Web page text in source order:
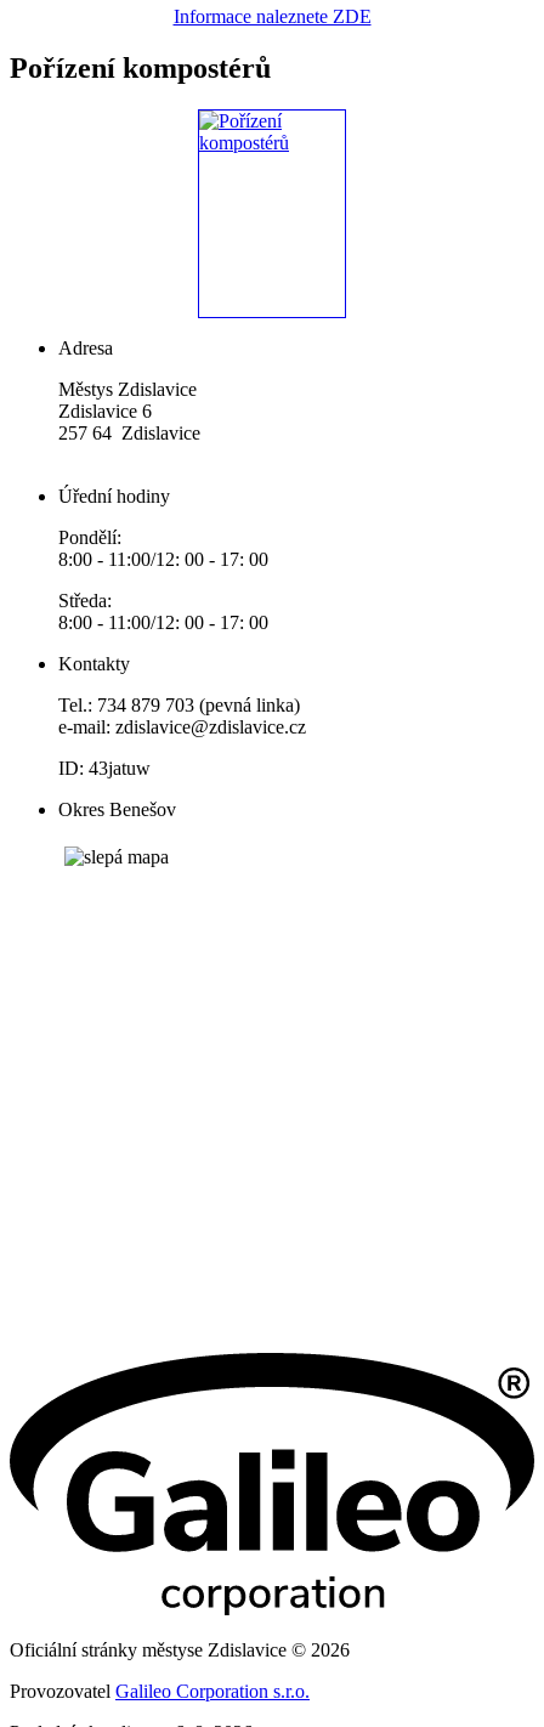
Informace naleznete ZDE
Pořízení kompostérů
Adresa
Městys Zdislavice
Zdislavice 6
257 64 Zdislavice
Úřední hodiny
Pondělí:
8:00 - 11:00/12: 00 - 17: 00
Středa:
8:00 - 11:00/12: 00 - 17: 00
Kontakty
Tel.: 734 879 703 (pevná linka)
e-mail: zdislavice@zdislavice.cz
ID: 43jatuw
Okres Benešov
Oficiální stránky městyse Zdislavice © 2026
Provozovatel Galileo Corporation s.r.o.